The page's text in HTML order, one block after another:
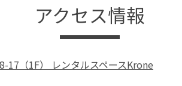
アクセス情報
17（1F） レンタルスペースKrone